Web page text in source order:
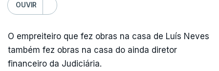
OUVIR
O empreiteiro que fez obras na casa de Luís Neves
também fez obras na casa do ainda diretor
financeiro da Judiciária.